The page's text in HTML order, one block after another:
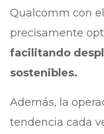
Qualcomm con
precisamente
facilitando
sostenibles.
Además, la
tendencia cada